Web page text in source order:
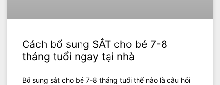
Cách bổ sung SẮT cho bé 7-8
tháng tuổi ngay tại nhà
Bổ sung sắt cho bé 7-8 tháng tuổi thế nào là câu hỏi